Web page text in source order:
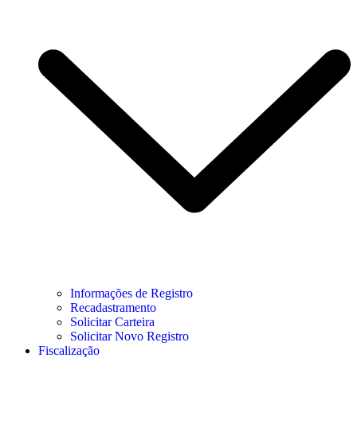
Informações de Registro
Recadastramento
Solicitar Carteira
Solicitar Novo Registro
Fiscalização